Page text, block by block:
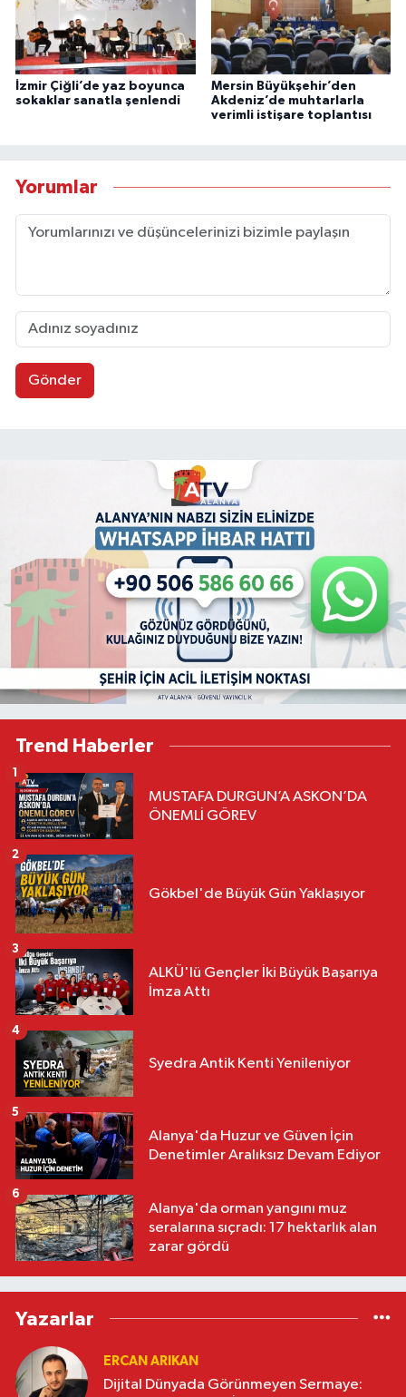
İzmir Çiğli’de yaz boyunca
sokaklar sanatla şenlendi
Mersin Büyükşehir’den
Akdeniz’de muhtarlarla
verimli istişare toplantısı
Yorumlar
Gönder
Trend Haberler
MUSTAFA DURGUN’A ASKON’DA
ÖNEMLİ GÖREV
1
Gökbel'de Büyük Gün Yaklaşıyor
2
ALKÜ'lü Gençler İki Büyük Başarıya
İmza Attı
3
Syedra Antik Kenti Yenileniyor
4
Alanya'da Huzur ve Güven İçin
Denetimler Aralıksız Devam Ediyor
5
Alanya'da orman yangını muz
seralarına sıçradı: 17 hektarlık alan
zarar gördü
6
Yazarlar
ERCAN ARIKAN
Dijital Dünyada Görünmeyen Sermaye: